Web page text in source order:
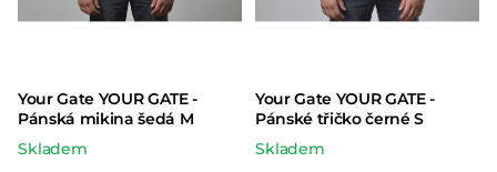
Your Gate YOUR GATE -
Pánská mikina šedá M
Skladem
Your Gate YOUR GATE -
Pánské třičko černé S
Skladem